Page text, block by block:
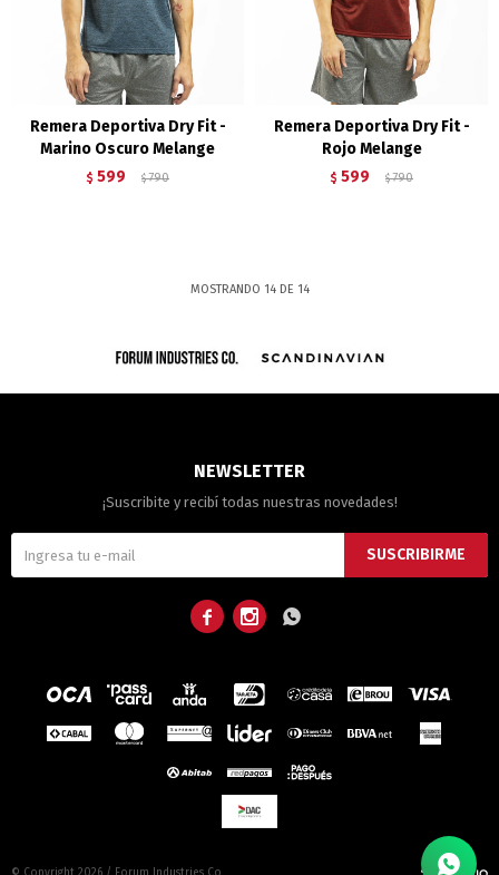
Remera Deportiva Dry Fit -
Marino Oscuro Melange
$ 599 $ 790
Remera Deportiva Dry Fit -
Rojo Melange
$ 599 $ 790
MOSTRANDO 14DE 14
NEWSLETTER
¡Suscribite y recibí todas nuestras novedades!
SUSCRIBIRME
  